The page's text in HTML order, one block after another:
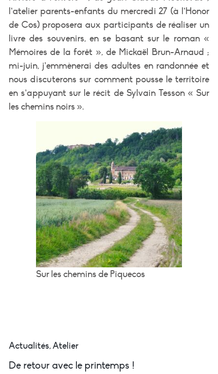
l’atelier parents-enfants du mercredi 27 (à l’Honor
de Cos) proposera aux participants de réaliser un
livre des souvenirs, en se basant sur le roman «
Mémoires de la forêt », de Mickaël Brun-Arnaud ;
mi-juin, j’emmènerai des adultes en randonnée et
nous discuterons sur comment pousse le territoire
en s’appuyant sur le récit de Sylvain Tesson « Sur
les chemins noirs ».
Sur les chemins de Piquecos
Actualités,Atelier
De retour avec le printemps !